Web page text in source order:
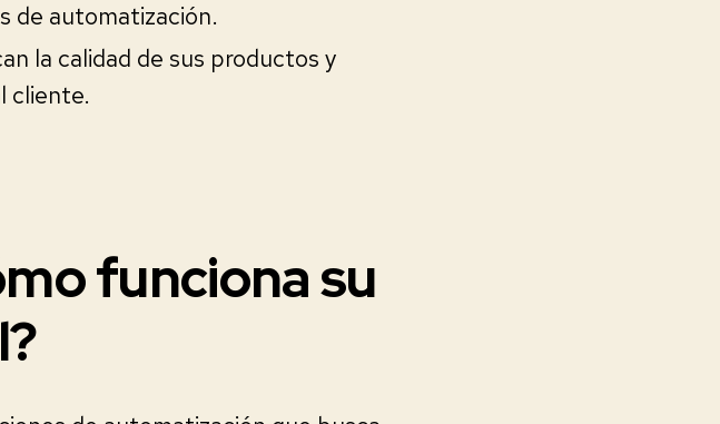
de automatización.
la calidad de sus productos y
cliente.
funciona su